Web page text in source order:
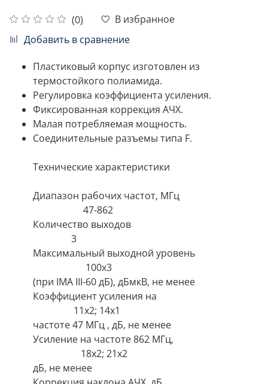
(0)
В избранное
Добавить в сравнение
Пластиковый корпус изготовлен из
термостойкого полиамида.
Регулировка коэффициента усиления.
Фиксированная коррекция АЧХ.
Малая потребляемая мощность.
Соединительные разъемы типа F.
Технические характеристики
Диапазон рабочих частот, МГц
47-862
Количество выходов
3
Максимальный выходной уровень
100х3
(при IMA III-60 дБ), дБмкВ, не менее
Коэффициент усиления на
11х2; 14х1
частоте 47 МГц , дБ, не менее
Усиление на частоте 862 МГц,
18х2; 21х2
дБ, не менее